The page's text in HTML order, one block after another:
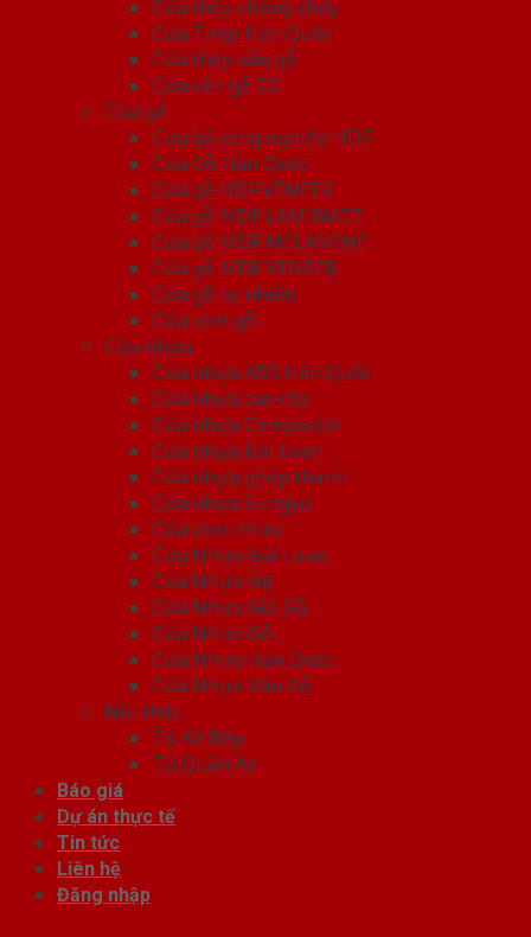
Cửa thép chống cháy
Cửa Thép Hàn Quốc
Cửa thép vân gỗ
Cửa vân gỗ 5D
Cửa gỗ
Cửa gỗ công nghiệp HDF
Cửa Gỗ Hàn Quốc
Cửa gỗ HDF VENEER
Cửa gỗ MDF LAMINATE
Cửa gỗ MDF MELAMINE
Cửa gỗ MDF VENEER
Cửa gỗ tự nhiên
Cửa vòm gỗ
Cửa nhựa
Cửa nhựa ABS Hàn Quốc
Cửa nhựa cao cấp
Cửa nhựa Composite
Cửa nhựa Đài Loan
Cửa nhựa ghép thanh
Cửa nhựa Sungyu
Cửa vòm nhựa
Cửa Nhựa Đài Loan
Cửa Nhựa Đẹp
Cửa Nhựa Giả Gỗ
Cửa Nhựa Gỗ
Cửa Nhựa Hàn Quốc
Cửa Nhựa Vân Gỗ
Nội thất
Tủ Kệ Bếp
Tủ Quần Áo
Báo giá
Dự án thực tế
Tin tức
Liên hệ
Đăng nhập